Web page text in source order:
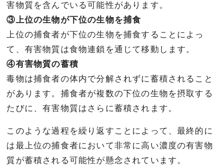
害物質を含んでいる可能性があります。
③上位の生物が下位の生物を捕食
上位の捕食者が下位の生物を捕食することによっ
て、有害物質は食物連鎖を通じて移動します。
④有害物質の蓄積
毒物は捕食者の体内で分解されずに蓄積されること
があります。捕食者が複数の下位の生物を摂取する
たびに、有害物質はさらに蓄積されます。
このような過程を繰り返すことによって、最終的に
は最上位の捕食者において非常に高い濃度の有害物
質が蓄積される可能性が懸念されています。